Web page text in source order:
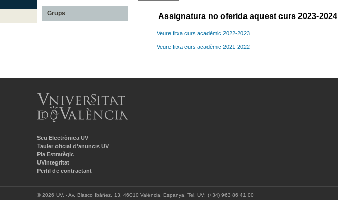
Grups Assignatura no oferida aquest curs 2023-2024
Veure fitxa curs acadèmic 2022-2023
Veure fitxa curs acadèmic 2021-2022
Seu Electrònica UV
Tauler oficial d'anuncis UV
Pla Estratègic
UVintegritat
Perfil de contractant
© 2026 UV. - Av. Blasco Ibáñez, 13. 46010 València. Espanya. Tel. UV: (+34) 963 86 41 00